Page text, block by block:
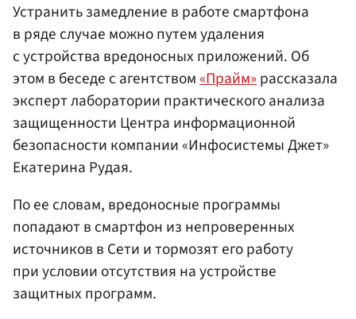
Устранить замедление в работе смартфона
в ряде случае можно путем удаления
с устройства вредоносных приложений. Об
этом в беседе с агентством«Прайм»рассказала
эксперт лаборатории практического анализа
защищенности Центра информационной
безопасности компании «Инфосистемы Джет»
Екатерина Рудая.
По ее словам, вредоносные программы
попадают в смартфон из непроверенных
источников в Сети и тормозят его работу
при условии отсутствия на устройстве
защитных программ.